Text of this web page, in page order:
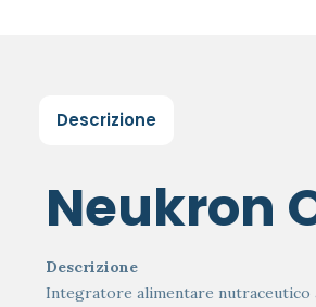
Descrizione
Neukron
Descrizione
Integratore alimentare nutraceutico